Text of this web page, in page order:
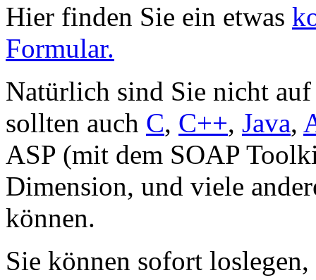
Hier finden Sie ein etwas
Formular.
Natürlich sind Sie nicht
sollten auch C, C++, Java,
ASP (mit dem SOAP
Dimension, und viele
können.
Sie können sofort